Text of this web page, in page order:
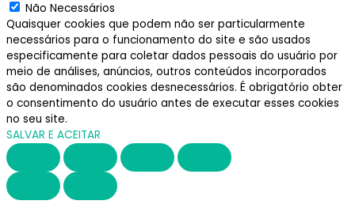
Não Necessários
Quaisquer cookies que podem não ser particularmente
necessários para o funcionamento do site e são usados ​​
especificamente para coletar dados pessoais do usuário por
meio de análises, anúncios, outros conteúdos incorporados
são denominados cookies desnecessários. É obrigatório obter
o consentimento do usuário antes de executar esses cookies
no seu site.
SALVAR E ACEITAR